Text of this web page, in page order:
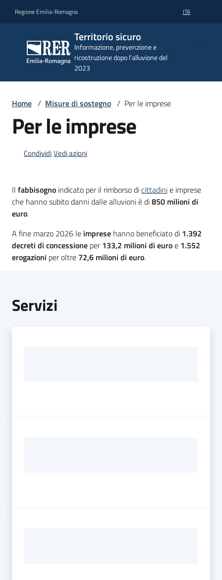
Regione Emilia-Romagna ITA
Territorio sicuro
Informazione, prevenzione e
ricostruzione dopo l’alluvione del
2023
Territorio
sicuro
Informazione,
prevenzione e
ricostruzione
dopo
2023
Prevenzione
e
sicurezza
e
Home / Misure di sostegno / Per le imprese
Per le imprese
CondividiVedi azioni
Il fabbisogno indicato per il rimborso dicittadinie imprese
che hanno subito danni dalle alluvioni è di850 milioni di
euro.
A fine marzo 2026 le imprese hanno beneficiato di 1.392
decreti di concessione per133,2 milioni di euroe 1.552
erogazioni per oltre 72,6 milioni di euro.
Servizi